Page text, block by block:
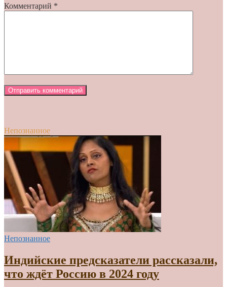
Комментарий *
Непознанное
Непознанное
Индийские предсказатели рассказали,
что ждёт Россию в 2024 году